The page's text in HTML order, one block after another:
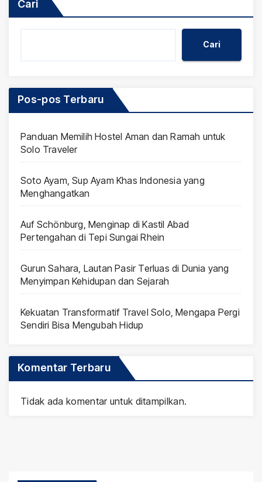
Cari
Cari
Pos-pos Terbaru
Panduan Memilih Hostel Aman dan Ramah untuk
Solo Traveler
Soto Ayam, Sup Ayam Khas Indonesia yang
Menghangatkan
Auf Schönburg, Menginap di Kastil Abad
Pertengahan di Tepi Sungai Rhein
Gurun Sahara, Lautan Pasir Terluas di Dunia yang
Menyimpan Kehidupan dan Sejarah
Kekuatan Transformatif Travel Solo, Mengapa Pergi
Sendiri Bisa Mengubah Hidup
Komentar Terbaru
Tidak ada komentar untuk ditampilkan.